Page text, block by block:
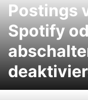
Postings
Spotify